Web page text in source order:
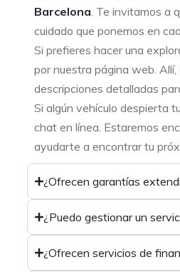
Barcelona. Te invitamos a
cuidado que ponemos en
Si prefieres hacer una
por nuestra página web.
descripciones detalladas
Si algún vehículo despierta
chat en línea. Estaremos
ayudarte a encontrar tu
¿Ofrecen garantías
¿Puedo gestionar un
¿Ofrecen servicios de